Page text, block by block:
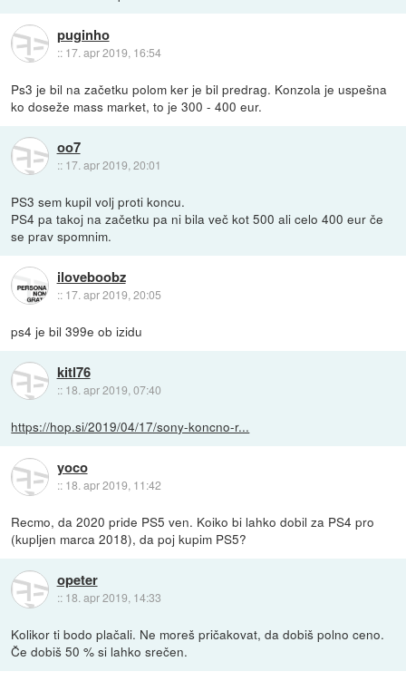
puginho
:: 17. apr 2019, 16:54
Ps3 je bil na začetku polom ker je bil predrag. Konzola je uspešna
ko doseže mass market, to je 300 - 400 eur.
oo7
:: 17. apr 2019, 20:01
PS3 sem kupil volj proti koncu.
PS4 pa takoj na začetku pa ni bila več kot 500 ali celo 400 eur če
se prav spomnim.
iloveboobz
:: 17. apr 2019, 20:05
ps4 je bil 399e ob izidu
kitl76
:: 18. apr 2019, 07:40
https://hop.si/2019/04/17/sony-koncno-r...
yoco
:: 18. apr 2019, 11:42
Recmo, da 2020 pride PS5 ven. Koiko bi lahko dobil za PS4 pro
(kupljen marca 2018), da poj kupim PS5?
opeter
:: 18. apr 2019, 14:33
Kolikor ti bodo plačali. Ne moreš pričakovat, da dobiš polno ceno.
Če dobiš 50 % si lahko srečen.